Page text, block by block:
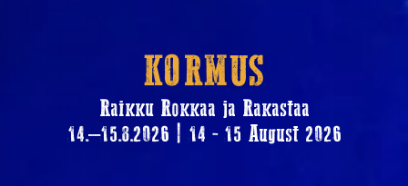
KORMUS
Raikku Rokkaa ja Rakastaa
14.–15.8.2026 | 14 - 15 August 2026